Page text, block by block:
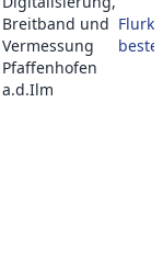
Breitband und
Vermessung
Pfaffenhofen
a.d.Ilm